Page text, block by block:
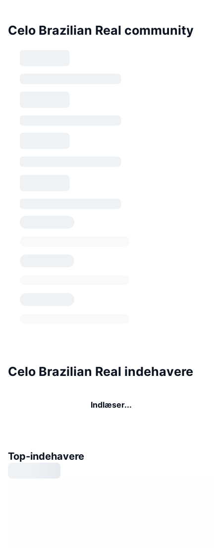
Celo Brazilian Real community
Celo Brazilian Real indehavere
Indlæser...
Top-indehavere